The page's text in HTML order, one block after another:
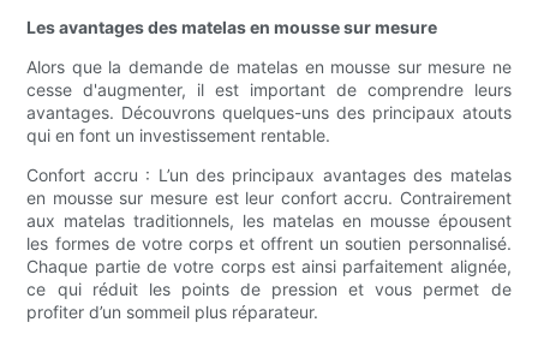
Les avantages des matelas en mousse sur mesure
Alors que la demande de matelas en mousse sur mesure ne
cesse d'augmenter, il est important de comprendre leurs
avantages. Découvrons quelques-uns des principaux atouts
qui en font un investissement rentable.
Confort accru : L’un des principaux avantages des matelas
en mousse sur mesure est leur confort accru. Contrairement
aux matelas traditionnels, les matelas en mousse épousent
les formes de votre corps et offrent un soutien personnalisé.
Chaque partie de votre corps est ainsi parfaitement alignée,
ce qui réduit les points de pression et vous permet de
profiter d’un sommeil plus réparateur.